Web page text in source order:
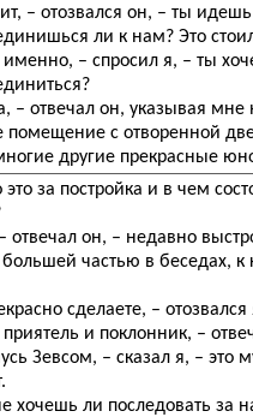
– отозвался он, – ты
ли к нам? Это
именно, – спросил я, – ты
– отвечал он, указывая мне
помещение с отворенной
другие прекрасные
это за постройка и в чем
отвечал он, – недавно
частью в беседах,
сделаете, –
приятель и поклонник, –
Зевсом, – сказал я, – это
хочешь ли последовать за